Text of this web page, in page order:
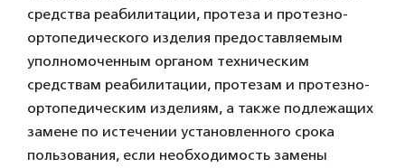
средства реабилитации, протеза и протезно-
ортопедического изделия предоставляемым
уполномоченным органом техническим
средствам реабилитации, протезам и протезно-
ортопедическим изделиям, а также подлежащих
замене по истечении установленного срока
пользования, если необходимость замены